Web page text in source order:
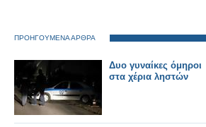
ΠΡΟΗΓΟΥΜΕΝΑ ΑΡΘΡΑ
Δυο γυναίκες όμηροι
στα χέρια ληστών